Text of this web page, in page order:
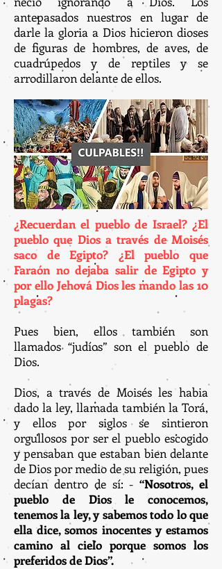
antepasados nuestros en lugar de
darle la gloria a Dios hicieron dioses
de figuras de hombres, de aves, de
cuadrúpedos y de reptiles y se
arrodillaron delante de ellos.
¿Recuerdan el pueblo de Israel? ¿El
pueblo que Dios a través de Moisés
saco de Egipto? ¿El pueblo que
Faraón no dejaba salir de Egipto y
por ello Jehová Dios les mando las 10
plagas?
Pues bien, ellos también son
llamados “judíos” son el pueblo de
Dios.
Dios, a través de Moisés les habia
dado la ley, llamada también la Torá,
y ellos por siglos se sintieron
orgullosos por ser el pueblo escogido
y pensaban que estaban bien delante
de Dios por medio de su religión, pues
decían dentro de sí: -“Nosotros, el
pueblo de Dios le conocemos,
tenemos la ley, y sabemos todo lo que
ella dice, somos inocentes y estamos
camino al cielo porque somos los
preferidos de Dios”.